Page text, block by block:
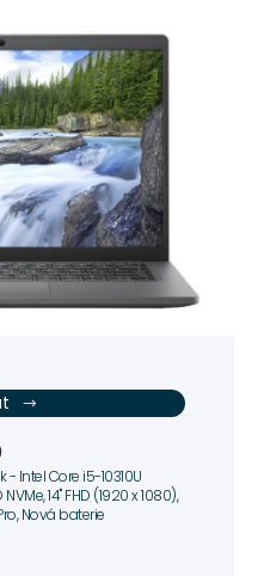
Intel Core i5-10310U
14" FHD (1920 x 1080),
Nová baterie